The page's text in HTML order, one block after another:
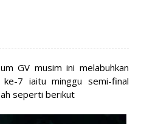
GV musim ini melabuhkan
7 iaitu minggu semi-final
seperti berikut